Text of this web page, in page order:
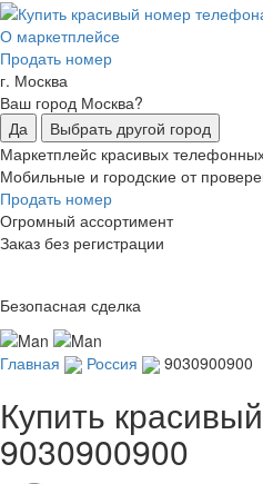
О маркетплейсе
Продать номер
г. Москва
Ваш город Москва?
Да
Выбрать другой город
Маркетплейс красивых
Мобильные и городские от
Продать номер
Огромный ассортимент
Заказ без регистрации
Безопасная сделка
Главная Россия 9030900900
Купить
9030900900